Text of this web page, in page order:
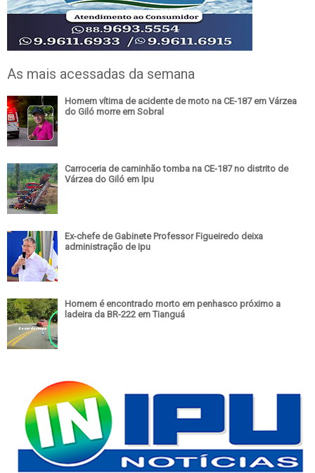
As mais acessadas da semana
Homem vítima de acidente de moto na CE-187 em Várzea
do Giló morre em Sobral
Carroceria de caminhão tomba na CE-187 no distrito de
Várzea do Giló em Ipu
Ex-chefe de Gabinete Professor Figueiredo deixa
administração de Ipu
Homem é encontrado morto em penhasco próximo a
ladeira da BR-222 em Tianguá